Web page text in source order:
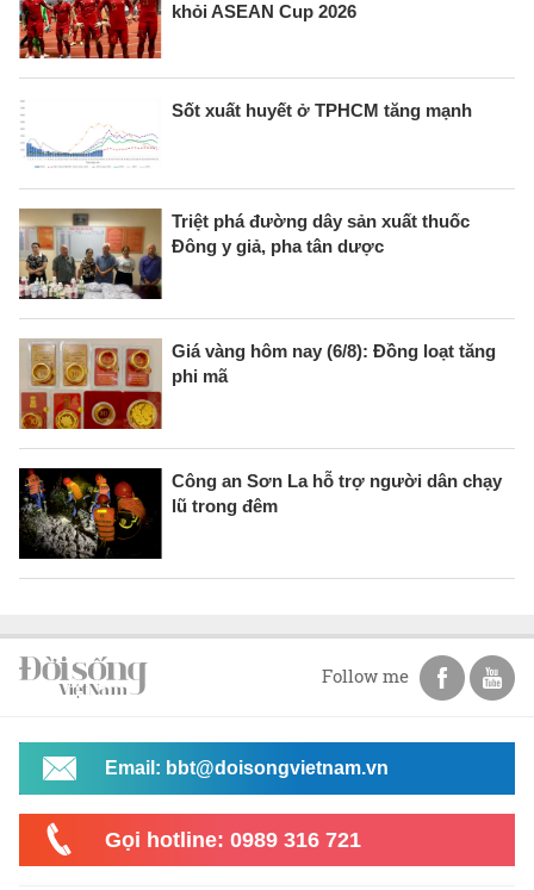
khỏi ASEAN Cup 2026
Sốt xuất huyết ở TPHCM tăng mạnh
Triệt phá đường dây sản xuất thuốc
Đông y giả, pha tân dược
Giá vàng hôm nay (6/8): Đồng loạt tăng
phi mã
Công an Sơn La hỗ trợ người dân chạy
lũ trong đêm
Follow me
Email: bbt@doisongvietnam.vn
Gọi hotline: 0989 316 721